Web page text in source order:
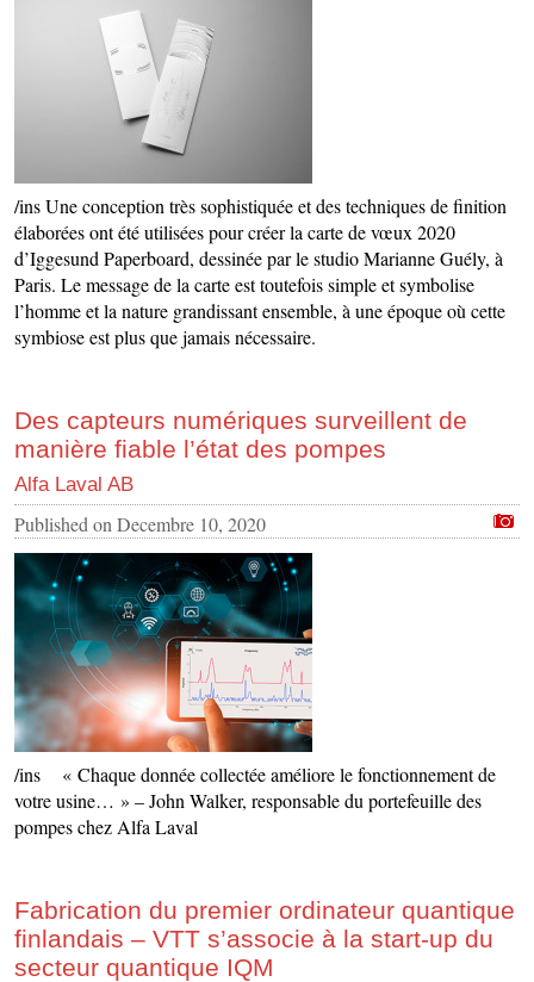
/ins Une conception très sophistiquée et des techniques de finition
élaborées ont été utilisées pour créer la carte de vœux 2020
d’Iggesund Paperboard, dessinée par le studio Marianne Guély, à
Paris. Le message de la carte est toutefois simple et symbolise
l’homme et la nature grandissant ensemble, à une époque où cette
symbiose est plus que jamais nécessaire.
Des capteurs numériques surveillent de
manière fiable l’état des pompes
Alfa Laval AB
Published on Decembre 10, 2020
/ins « Chaque donnée collectée améliore le fonctionnement de
votre usine… » – John Walker, responsable du portefeuille des
pompes chez Alfa Laval
Fabrication du premier ordinateur quantique
finlandais – VTT s’associe à la start-up du
secteur quantique IQM